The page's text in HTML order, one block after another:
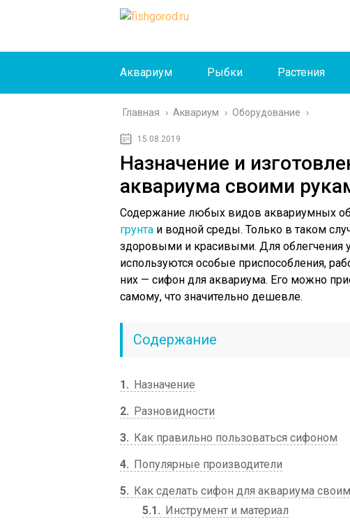
Аквариум Рыбки Растения
Главная › Аквариум › Оборудование ›
15.08.2019
Назначение и
аквариума своими
Содержание любых видов аквариумных
грунта и водной среды. Только в таком
здоровыми и красивыми. Для
используются особые приспособления,
них — сифон для аквариума. Его можно
самому, что значительно дешевле.
Содержание
1
Назначение
2
Разновидности
3
Как правильно пользоваться сифоном
4
Популярные производители
5
Как сделать сифон для аквариума
5.1
Инструмент и материал